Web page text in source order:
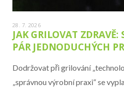
28. 7. 2026
JAK GRILOVAT ZDRAVĚ:
PÁR JEDNODUCHÝCH
Dodržovat při grilování
„správnou výrobní praxi“ se